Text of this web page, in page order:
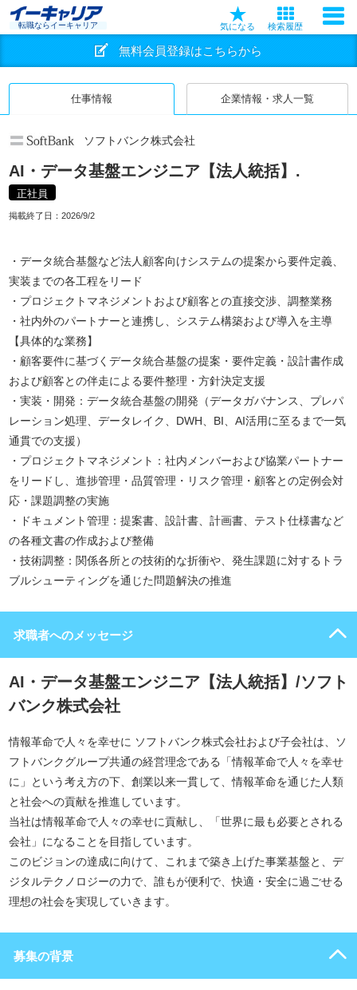
転職ならイーキャリア 気になる 検索履歴
無料会員登録はこちらから
仕事情報 企業情報・求人一覧
ソフトバンク株式会社
AI・データ基盤エンジニア【法人統括】.
正社員
掲載終了日： 2026/9/2
・データ統合基盤など法人顧客向けシステムの提案から要件定義、
実装までの各工程をリード
・プロジェクトマネジメントおよび顧客との直接交渉、調整業務
・社内外のパートナーと連携し、システム構築および導入を主導
【具体的な業務】
・顧客要件に基づくデータ統合基盤の提案・要件定義・設計書作成
および顧客との伴走による要件整理・方針決定支援
・実装・開発：データ統合基盤の開発（データガバナンス、プレパ
レーション処理、データレイク、DWH、BI、AI活用に至るまで一気
通貫での支援）
・プロジェクトマネジメント：社内メンバーおよび協業パートナー
をリードし、進捗管理・品質管理・リスク管理・顧客との定例会対
応・課題調整の実施
・ドキュメント管理：提案書、設計書、計画書、テスト仕様書など
の各種文書の作成および整備
・技術調整：関係各所との技術的な折衝や、発生課題に対するトラ
ブルシューティングを通じた問題解決の推進
求職者へのメッセージ
AI・データ基盤エンジニア【法人統括】/ソフト
バンク株式会社
情報革命で人々を幸せに ソフトバンク株式会社および子会社は、ソ
フトバンクグループ共通の経営理念である「情報革命で人々を幸せ
に」という考え方の下、創業以来一貫して、情報革命を通じた人類
と社会への貢献を推進しています。
当社は情報革命で人々の幸せに貢献し、「世界に最も必要とされる
会社」になることを目指しています。
このビジョンの達成に向けて、これまで築き上げた事業基盤と、デ
ジタルテクノロジーの力で、誰もが便利で、快適・安全に過ごせる
理想の社会を実現していきます。
募集の背景